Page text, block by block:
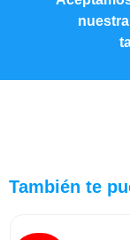
También te